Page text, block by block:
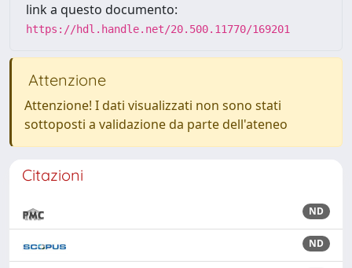
link a questo documento:
https://hdl.handle.net/20.500.11770/169201
Attenzione
Attenzione! I dati visualizzati non sono stati
sottoposti a validazione da parte dell'ateneo
Citazioni
ND
ND